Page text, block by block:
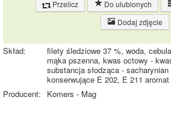
Przelicz Do ulubionych
Dodaj zdjęcie
Skład:
filety śledziowe 37 %, woda,
mąka pszenna, kwas octowy -
substancja słodząca -
konserwujące E 202, E 211 aromat
Producent:
Komers - Mag